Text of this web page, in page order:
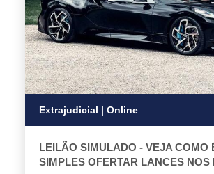
Extrajudicial | Online
LEILÃO SIMULADO - VEJA COMO
SIMPLES OFERTAR LANCES NOS